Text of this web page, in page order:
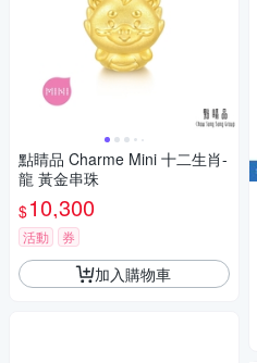
點睛品 Charme Mini 十二生肖-
龍 黃金串珠
$10,300
活動 券
加入購物車